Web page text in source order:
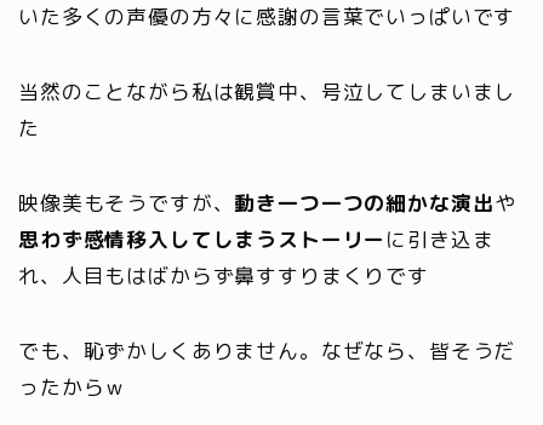
いた多くの声優の方々に感謝の言葉でいっぱいです
当然のことながら私は観賞中、 号泣してしまいまし
た
映像美もそうですが、 動き一つ一つの細かな演出や
思わず感情移入してしまうストーリー に引き込ま
れ、人目もはばからず鼻すすりまくりです
でも、恥ずかしくありません。なぜなら、皆そうだ
ったからｗ